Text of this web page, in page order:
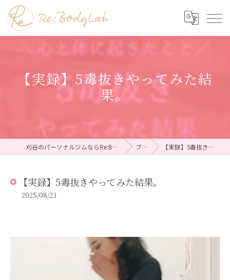
【実録】5毒抜きやってみた結
果。
刈谷のパーソナルジムならRe:BodyLab（リボディラボ） ブログ 【実録】5毒抜きやってみた結果。
【実録】5毒抜きやってみた結果。
2025/08/23